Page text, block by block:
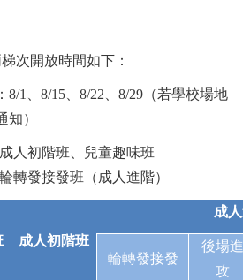
次開放時間如下：
8/1、8/15、8/22、8/29（若學校場地
知）
成人初階班、兒童趣味班
輪轉發接發班（成人進階）
成人初階班
成
輪轉發接發
後場進
攻